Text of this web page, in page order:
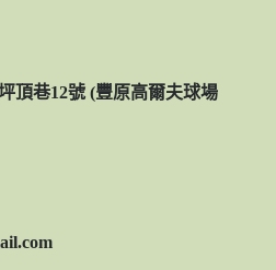
頂巷12號 (豐原高爾夫球場